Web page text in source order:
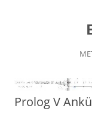
Prolog V